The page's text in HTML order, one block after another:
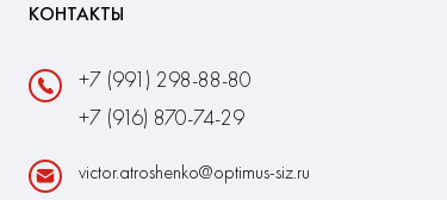
КОНТАКТЫ
+7 (991) 298-88-80
+7 (916) 870-74-29
victor.atroshenko@optimus-siz.ru